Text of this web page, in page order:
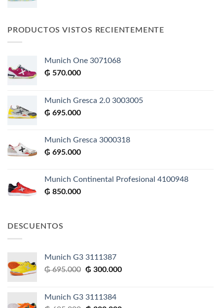
era:
es:
PRODUCTOS VISTOS RECIENTEMENTE
Munich One 3071068
₲ 570.000
Munich Gresca 2.0 3003005
₲ 695.000
Munich Gresca 3000318
₲ 695.000
Munich Continental Profesional 4100948
₲ 850.000
DESCUENTOS
Munich G3 3111387
₲695.000 El
era:
₲ 300.000El
Munich G3 3111384